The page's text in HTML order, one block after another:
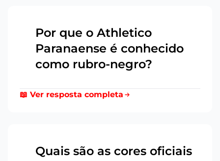
Por que o Athletico
Paranaense é conhecido
como rubro-negro?
📖 Ver resposta completa
Quais são as cores oficiais